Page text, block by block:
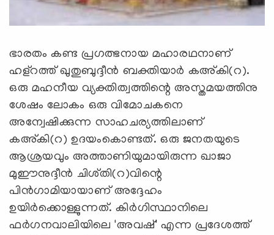
ഭാരതം കണ്ട പ്രഗത്ഭനായ മഹാരഥനാണ്
ഹള്‌റത്ത് ഖുതുബുദ്ദീന്‍ ബക്തിയാര്‍ കഅ്കി(റ).
ഒരു മഹനീയ വ്യക്തിത്വത്തിന്റെ അസ്തമയത്തിനു
ശേഷം ലോകം ഒരു വിമോചകനെ
അന്വേഷിക്കുന്ന സാഹചര്യത്തിലാണ്
കഅ്കി(റ) ഉദയംകൊണ്ടത്. ഒരു ജനതയുടെ
ആശ്രയവും അത്താണിയുമായിരുന്ന ഖാജാ
മുഈനുദ്ദീന്‍ ചിശ്തി(റ)വിന്റെ
പിന്‍ഗാമിയായാണ് അദ്ദേഹം
ഉയിര്‍ക്കൊള്ളുന്നത്. കിര്‍ഗിസ്ഥാനിലെ
ഫര്‍ഗനവാലിയിലെ 'അവഷ്' എന്ന പ്രദേശത്ത്